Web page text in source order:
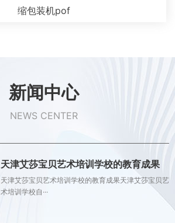
缩包装机pof
新闻中心
NEWS CENTER
天津艾莎宝贝艺术培训学校的教育成果
天津艾莎宝贝艺术培训学校的教育成果天津艾莎宝贝艺
术培训学校自···